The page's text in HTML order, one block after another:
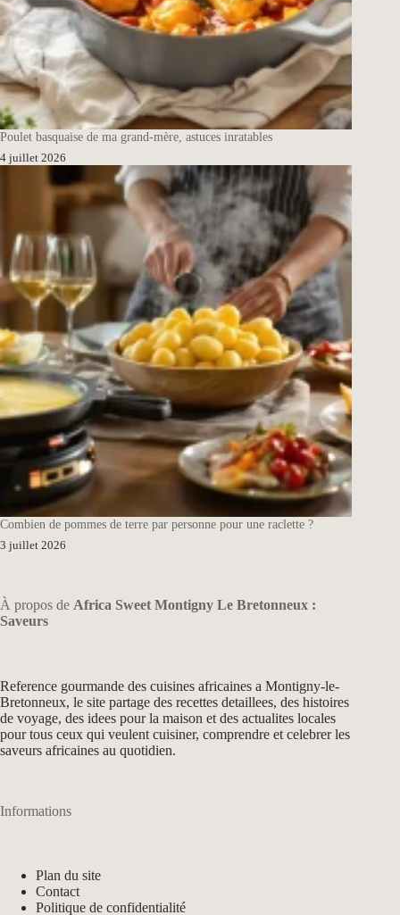
Poulet basquaise de ma grand-mère, astuces inratables
4 juillet 2026
Combien de pommes de terre par personne pour une raclette ?
3 juillet 2026
À propos de Africa Sweet Montigny Le Bretonneux :
Saveurs
Reference gourmande des cuisines africaines a Montigny-le-
Bretonneux, le site partage des recettes detaillees, des histoires
de voyage, des idees pour la maison et des actualites locales
pour tous ceux qui veulent cuisiner, comprendre et celebrer les
saveurs africaines au quotidien.
Informations
Plan du site
Contact
Politique de confidentialité